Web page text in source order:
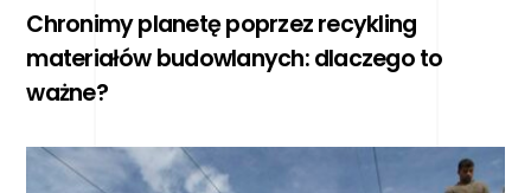
Chronimy planetę poprzez recykling
materiałów budowlanych: dlaczego to
ważne?